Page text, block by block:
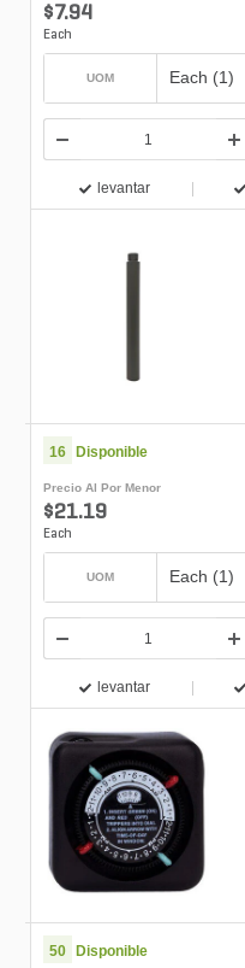
$7.94
Each
UOM Each (1)
levantar
16 Disponible
Precio Al Por Menor
$21.19
Each
UOM Each (1)
levantar
50 Disponible